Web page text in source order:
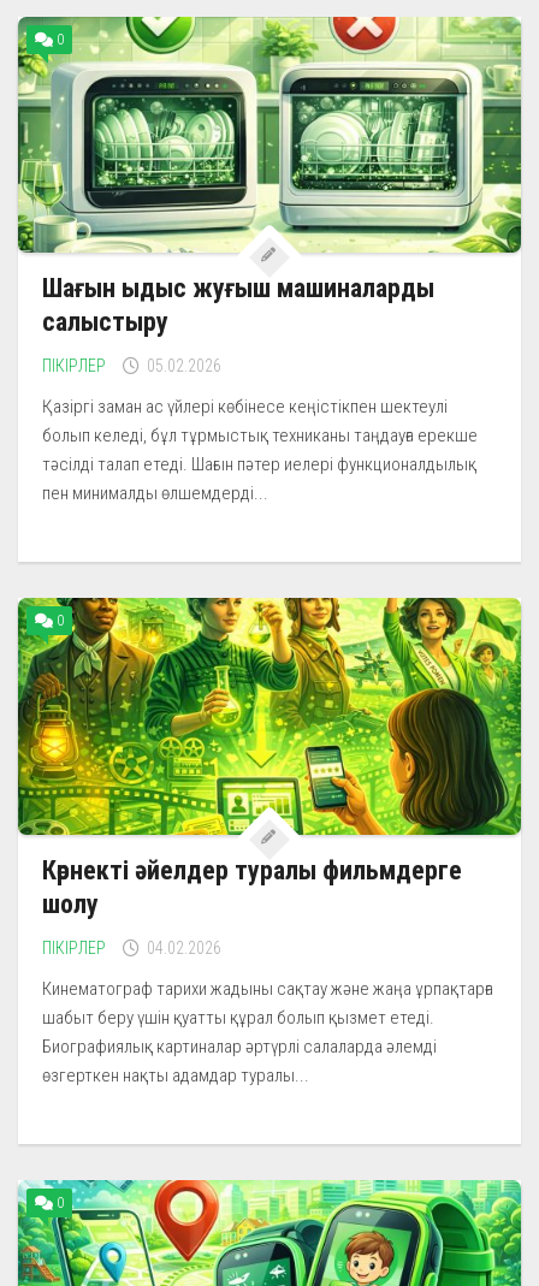
0
Шағын ыдыс жуғыш машиналарды
салыстыру
ПІКІРЛЕР 05.02.2026
Қазіргі заман ас үйлері көбінесе кеңістікпен шектеулі
болып келеді, бұл тұрмыстық техниканы таңдауға ерекше
тәсілді талап етеді. Шағын пәтер иелері функционалдылық
пен минималды өлшемдерді...
0
Көрнекті әйелдер туралы фильмдерге
шолу
ПІКІРЛЕР 04.02.2026
Кинематограф тарихи жадыны сақтау және жаңа ұрпақтарға
шабыт беру үшін қуатты құрал болып қызмет етеді.
Биографиялық картиналар әртүрлі салаларда әлемді
өзгерткен нақты адамдар туралы...
0